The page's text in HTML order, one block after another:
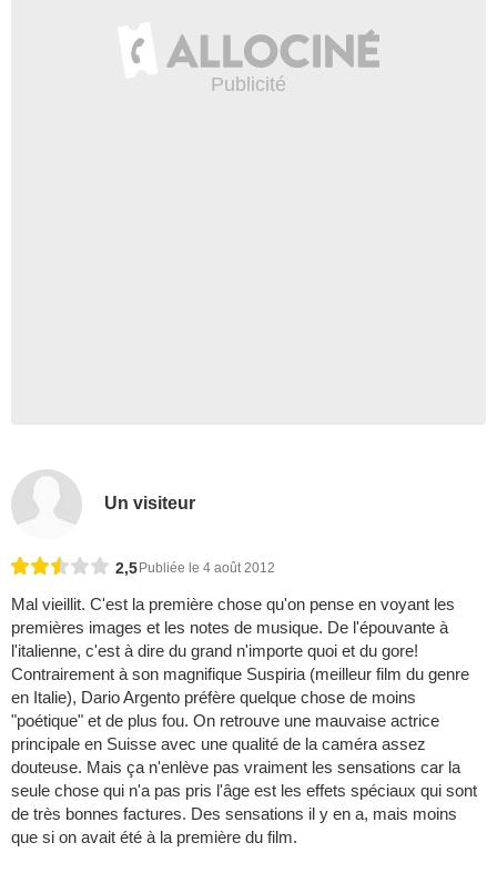
Un visiteur
2,5 Publiée le 4 août 2012
Mal vieillit. C'est la première chose qu'on pense en voyant les
premières images et les notes de musique. De l'épouvante à
l'italienne, c'est à dire du grand n'importe quoi et du gore!
Contrairement à son magnifique Suspiria (meilleur film du genre
en Italie), Dario Argento préfère quelque chose de moins
"poétique" et de plus fou. On retrouve une mauvaise actrice
principale en Suisse avec une qualité de la caméra assez
douteuse. Mais ça n'enlève pas vraiment les sensations car la
seule chose qui n'a pas pris l'âge est les effets spéciaux qui sont
de très bonnes factures. Des sensations il y en a, mais moins
que si on avait été à la première du film.